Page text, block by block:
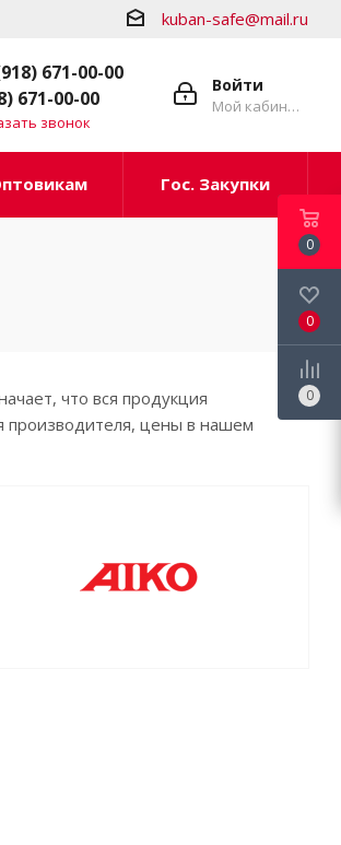
kuban-safe@mail.ru
Войти
Мой кабинет
671-00-00
671-00-00
звонок
Гос. Закупки
что вся продукция
производителя, цены в нашем
0
0
0